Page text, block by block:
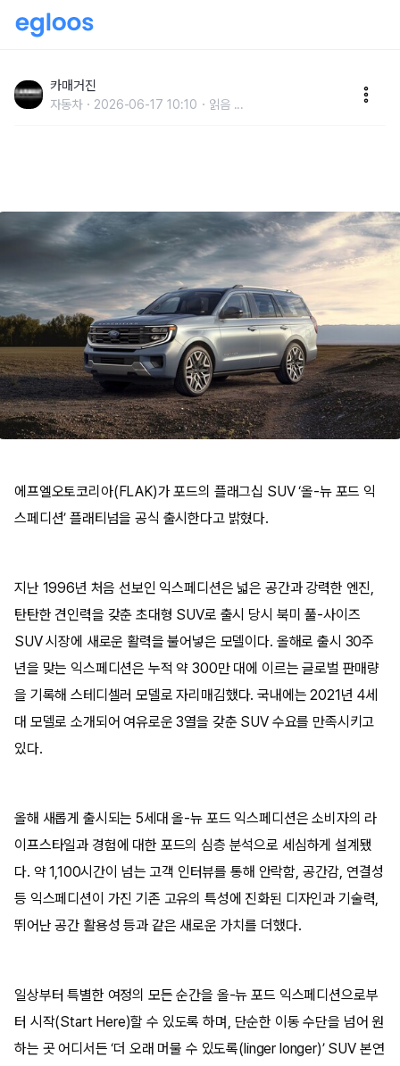
일이 커진다
카매거진
자동차 2026-06-17 10:10 읽음 ...
에프엘오토코리아(FLAK)가 포드의 플래그십 SUV ‘올-뉴 포드 익
스페디션’ 플래티넘을 공식 출시한다고 밝혔다.
지난 1996년 처음 선보인 익스페디션은 넓은 공간과 강력한 엔진,
탄탄한 견인력을 갖춘 초대형 SUV로 출시 당시 북미 풀-사이즈
SUV 시장에 새로운 활력을 불어넣은 모델이다. 올해로 출시 30주
년을 맞는 익스페디션은 누적 약 300만 대에 이르는 글로벌 판매량
을 기록해 스테디셀러 모델로 자리매김했다. 국내에는 2021년 4세
대 모델로 소개되어 여유로운 3열을 갖춘 SUV 수요를 만족시키고
있다.
올해 새롭게 출시되는 5세대 올-뉴 포드 익스페디션은 소비자의 라
이프스타일과 경험에 대한 포드의 심층 분석으로 세심하게 설계됐
다. 약 1,100시간이 넘는 고객 인터뷰를 통해 안락함, 공간감, 연결성
등 익스페디션이 가진 기존 고유의 특성에 진화된 디자인과 기술력,
뛰어난 공간 활용성 등과 같은 새로운 가치를 더했다.
일상부터 특별한 여정의 모든 순간을 올-뉴 포드 익스페디션으로부
터 시작(Start Here)할 수 있도록 하며, 단순한 이동 수단을 넘어 원
하는 곳 어디서든 ‘더 오래 머물 수 있도록(linger longer)’ SUV 본연